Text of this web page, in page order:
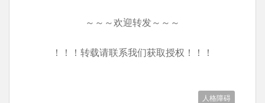
～～～欢迎转发～～～
！！！转载请联系我们获取授权！！！
人格障碍